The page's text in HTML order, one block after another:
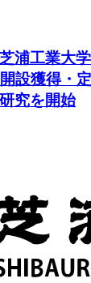
浦工業大
設獲得・
究を開始